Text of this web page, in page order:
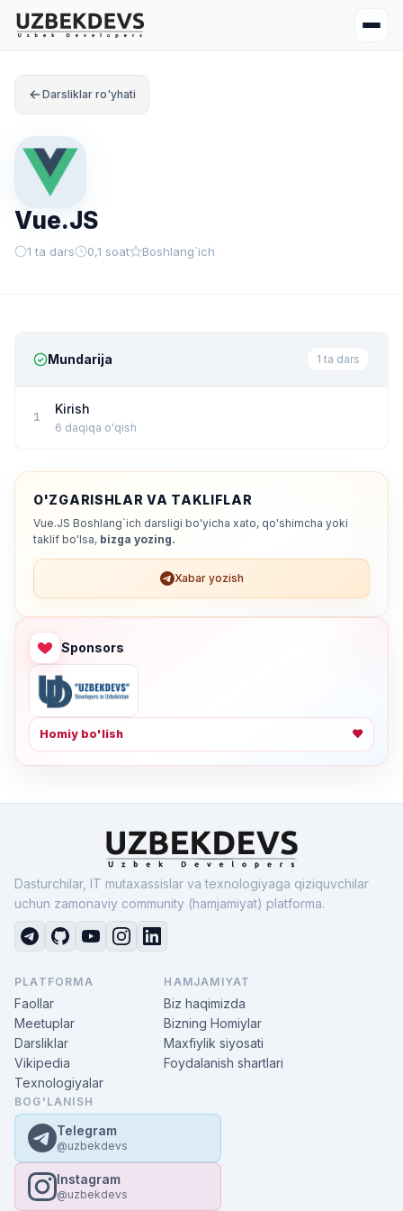
Darsliklar ro'yhati
Vue.JS
1 ta dars 0,1 soat Boshlang`ich
Mundarija 1 ta dars
1
Kirish
6 daqiqa o'qish
O'ZGARISHLAR VA TAKLIFLAR
Vue.JS Boshlang`ich darsligi bo'yicha xato, qo'shimcha yoki
taklif bo'lsa, bizga yozing.
Xabar yozish
Sponsors
Homiy bo'lish ❤
Dasturchilar, IT mutaxassislar va texnologiyaga qiziquvchilar
uchun zamonaviy community (hamjamiyat) platforma.
PLATFORMA
Faollar
Meetuplar
Darsliklar
Vikipedia
Texnologiyalar
HAMJAMIYAT
Biz haqimizda
Bizning Homiylar
Maxfiylik siyosati
Foydalanish shartlari
BOG'LANISH
Telegram
@uzbekdevs
Instagram
@uzbekdevs